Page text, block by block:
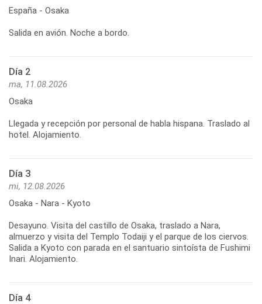
España - Osaka
Salida en avión. Noche a bordo.
Día 2
ma, 11.08.2026
Osaka
Llegada y recepción por personal de habla hispana. Traslado al
hotel. Alojamiento.
Día 3
mi, 12.08.2026
Osaka - Nara - Kyoto
Desayuno. Visita del castillo de Osaka, traslado a Nara,
almuerzo y visita del Templo Todaiji y el parque de los ciervos.
Salida a Kyoto con parada en el santuario sintoísta de Fushimi
Inari. Alojamiento.
Día 4